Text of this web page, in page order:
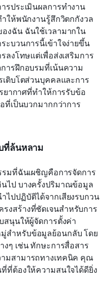
รประเมินผลการทำงาน
ให้พนักงานรู้สึกวิตกกังวล
งฉัน ฉันใช้เวลามากใน
ะบวนการนี้เข้าใจง่ายขึ้น
ลงโทษแต่เพื่อส่งเสริมการ
ารฝึกอบรมที่เน้นความ
ติบโตส่วนบุคคลและการ
ยากาศที่ทำให้การรับข้อ
ที่เป็นบวกมากกว่าการ
ที่ล้นหลาม
มที่ฉันเผชิญคือการจัดการ
ไป บางครั้งปริมาณข้อมูล
ปปฏิบัติได้จากเสียงรบกวน
งสร้างที่ชัดเจนสำหรับการ
นุนให้ผู้จัดการตั้งค่า
สำหรับข้อมูลย้อนกลับ โดย
ๆ เช่น ทักษะการสื่อสาร
มสามารถทางเทคนิค คุณ
ที่ต้องให้ความสนใจได้ดียิ่ง